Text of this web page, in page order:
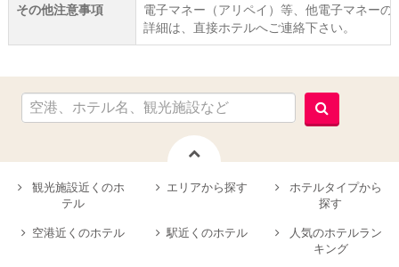
その他注意事項
電子マネー（アリペイ）等、他電子マネーの
詳細は、直接ホテルへご連絡下さい。
観光施設近くのホ
テル
エリアから探す
ホテルタイプから
探す
空港近くのホテル 駅近くのホテル
人気のホテルラン
キング